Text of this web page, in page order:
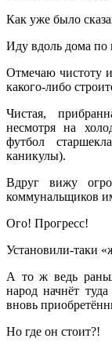
Как уже было
Иду вдоль дома по
Отмечаю чистоту
какого-либо
Чистая,
несмотря на
футбол
каникулы).
Вдруг вижу
коммунальщиков
Ого! Прогресс!
Установили-таки
А то ж ведь
народ начнёт
вновь
Но где он стоит?!